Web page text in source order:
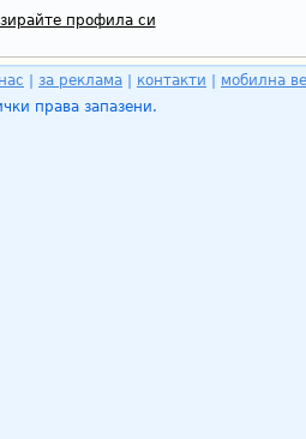
профила си
за реклама контакти
мобилна
права запазени.